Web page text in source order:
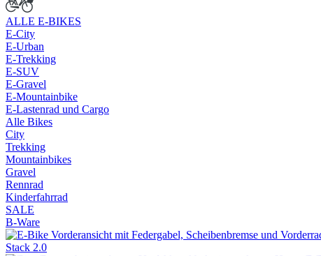
ALLE E-BIKES
E-City
E-Urban
E-Trekking
E-SUV
E-Gravel
E-Mountainbike
E-Lastenrad und Cargo
Alle Bikes
City
Trekking
Mountainbikes
Gravel
Rennrad
Kinderfahrrad
SALE
B-Ware
Stack 2.0